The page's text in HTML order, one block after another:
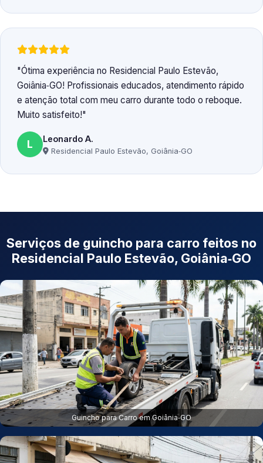
Ótima experiência no Residencial Paulo Estevão,
Goiânia‑GO! Profissionais educados, atendimento rápido
e atenção total com meu carro durante todo o reboque.
Muito satisfeito!
L Leonardo A.
Residencial Paulo Estevão, Goiânia‑GO
Serviços de guincho para carro feitos no
Residencial Paulo Estevão, Goiânia‑GO
Guincho para Carro em Goiânia‑GO